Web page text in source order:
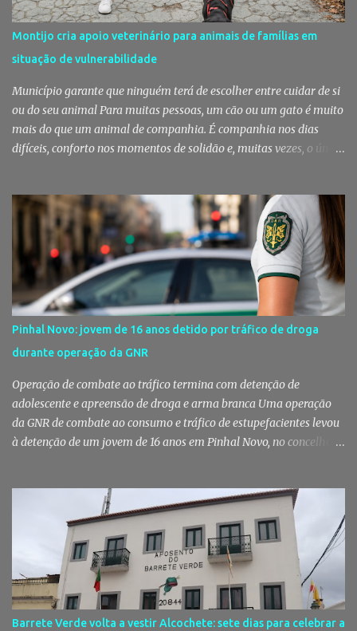
americana USA Today um dos melhores mercados de peixe do
mundo. Mas, para os setubalenses, o Mercado do Livramento vale
muito mais do que qualquer distinção internacional. O Mercado do
Livramento assinalou, no dia 31 de Julho, os 150 anos de existência
com uma cerimónia comemorativa na qual a Câmara Municipal
de Setúbal desta...
Montijo cria apoio veterinário para animais de famílias em
situação de vulnerabilidade
Município garante que ninguém terá de escolher entre cuidar de si
ou do seu animal Para muitas pessoas, um cão ou um gato é muito
mais do que um animal de companhia. É companhia nos dias
difíceis, conforto nos momentos de solidão e, muitas vezes, o único
garantir cuidados básicos de saúde aos animais pertencentes a
utentes do Centro de Acolhimento de Emergência Social,
reforçando simultaneamente a proteção animal e o apoio às
pessoas em situação de maior vulnerabilidade. Cuidados de saúde
a animais de companhia de utentes do CAES A Câmara Municipal
do Montijo aprovou, por unanimidade, na reunião de 22 de Julho,
a celebração de um protocolo de colaboração com a União
Mutualista Nossa Senhora da Conceição, destinado a assegurar
assistência veterinária básica aos animais de companhia dos
utentes do Centro de Acolhimento de Emergência Social (CAES 2.0).
Segundo a ...
Pinhal Novo: jovem de 16 anos detido por tráfico de droga
durante operação da GNR
Operação de combate ao tráfico termina com detenção de
adolescente e apreensão de droga e arma branca Uma operação
da GNR de combate ao consumo e tráfico de estupefacientes levou
à detenção de um jovem de 16 anos em Pinhal Novo, no concelho
das autoridades sobre este tipo de criminalidade no distrito de
Setúbal. Droga, arma branca e dinheiro apreendidos pela GNR Um
jovem de 16 anos foi detido na segunda-feira, 28 de Julho, por
suspeitas da prática do crime de tráfico de estupefacientes, na
localidade de Pinhal Novo. A detenção foi efetuada pelo Comando
Territorial de Setúbal da GNR, através do Posto Territorial de
Pinhal Novo, no âmbito de uma operação de fiscalização
Barrete Verde volta a vestir Alcochete: sete dias para celebrar a